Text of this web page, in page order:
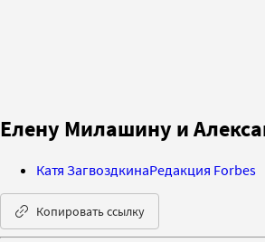
Елену Милашину и
Катя ЗагвоздкинаРедакция Forbes
Копировать ссылку